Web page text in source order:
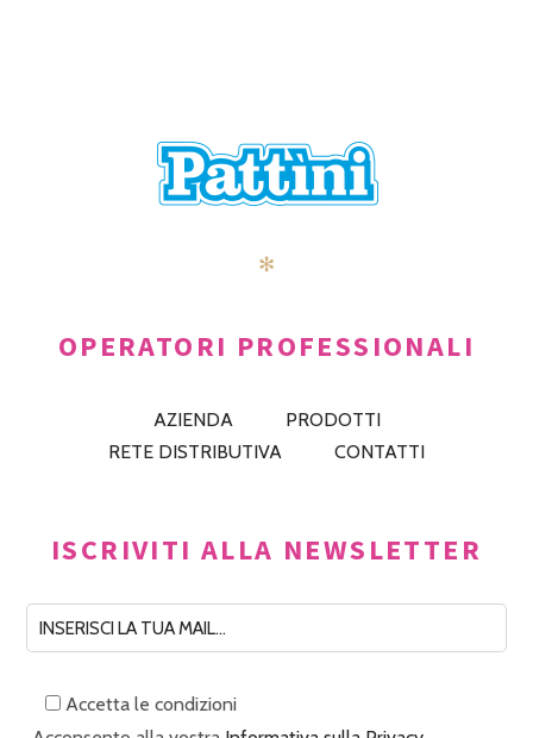
✻
OPERATORI PROFESSIONALI
AZIENDA
PRODOTTI
RETE DISTRIBUTIVA
CONTATTI
ISCRIVITI ALLA NEWSLETTER
Accetta le condizioni